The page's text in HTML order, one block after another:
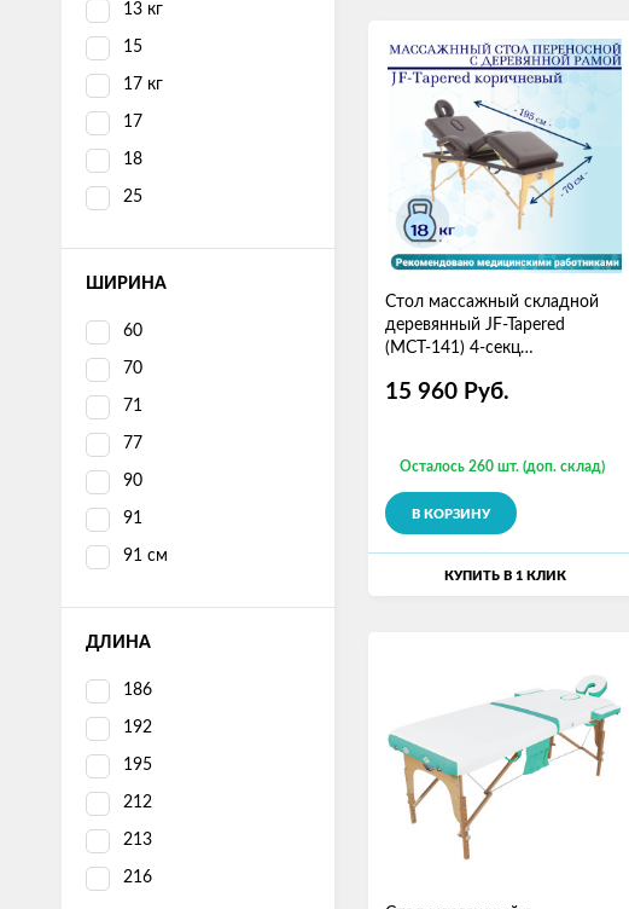
13 кг
15
17 кг
17
18
25
ШИРИНА
60
70
71
77
90
91
91 см
ДЛИНА
186
192
195
212
213
216
Стол массажный складной
деревянный JF-Tapered
(МСТ-141) 4-секц
15 960 Руб.
Осталось 260 шт. (доп. склад)
В КОРЗИНУ
КУПИТЬ В 1 КЛИК